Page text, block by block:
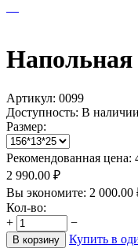
Артикул: 0099
Доступность: В наличии
Размер:
Рекомендованная цена:
2 990.00 ₽
Вы экономите: 2 000.00
Кол-во:
+
−
В корзину Купить в